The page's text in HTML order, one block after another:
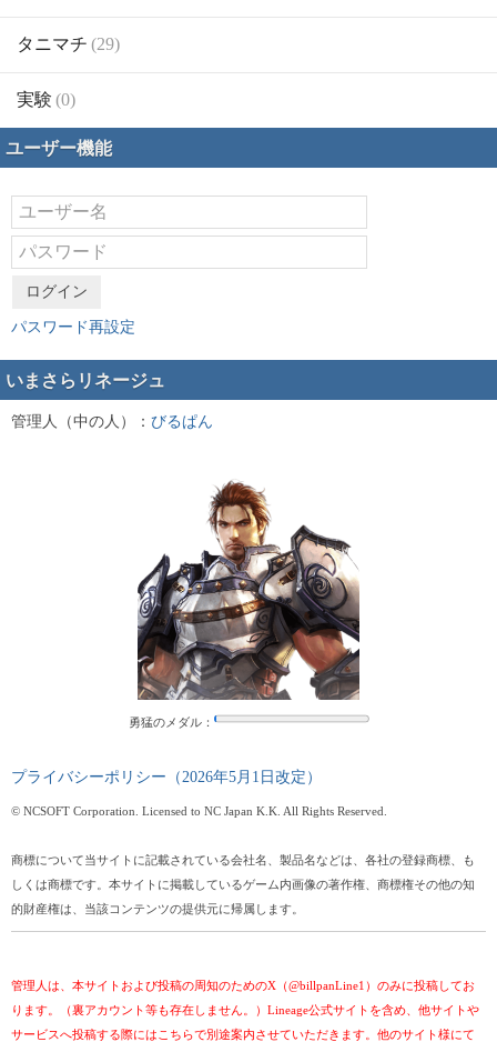
タニマチ (29)
実験 (0)
ユーザー機能
ログイン
パスワード再設定
いまさらリネージュ
管理人（中の人）： びるぱん
勇猛のメダル：
プライバシーポリシー（2026年5月1日改定）
© NCSOFT Corporation. Licensed to NC Japan K.K. All Rights Reserved.
商標について当サイトに記載されている会社名、製品名などは、各社の登録商標、も
しくは商標です。本サイトに掲載しているゲーム内画像の著作権、商標権その他の知
的財産権は、当該コンテンツの提供元に帰属します。
管理人は、本サイトおよび投稿の周知のためのX（@billpanLine1）のみに投稿してお
ります。（裏アカウント等も存在しません。）Lineage公式サイトを含め、他サイトや
サービスへ投稿する際にはこちらで別途案内させていただきます。他のサイト様にて